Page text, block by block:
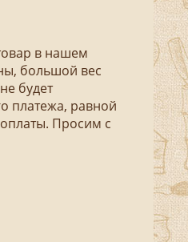
в нашем
большой вес
будет
платежа, равной
Просим с